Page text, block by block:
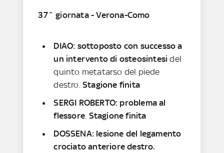
37^ giornata - Verona-Como
DIAO: sottoposto con successo a
un intervento di osteosintesidel
quinto metatarso del piede
destro.Stagione finita
SERGI ROBERTO: problema al
flessore. Stagione finita
DOSSENA: lesione del legamento
crociato anteriore destro.